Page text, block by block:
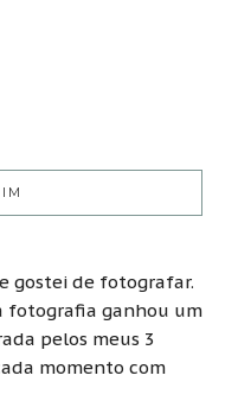
gostei de fotografar.
fotografia ganhou um
pelos meus 3
momento com